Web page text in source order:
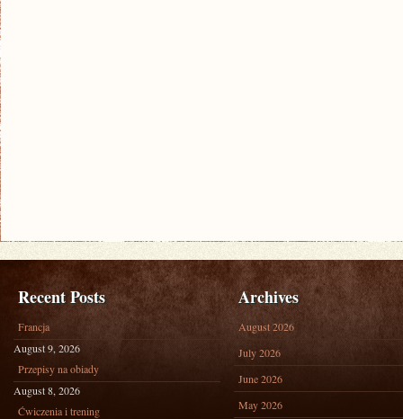
Recent Posts
Francja
August 9, 2026
Przepisy na obiady
August 8, 2026
Ćwiczenia i trening
Archives
August 2026
July 2026
June 2026
May 2026